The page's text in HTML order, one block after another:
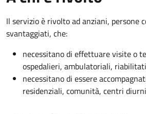
Il servizio è rivolto ad anziani, persone
svantaggiati, che:
necessitano di effettuare visite o
ospedalieri, ambulatoriali,
necessitano di essere
residenziali, comunità, centri